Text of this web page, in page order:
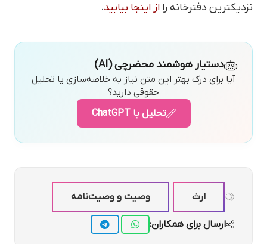
نزدیکترین دفترخانه را از اینجا بیابید.
دستیار هوشمند محضرچی (AI)
آیا برای درک بهتر این متن نیاز به خلاصه‌سازی یا تحلیل
حقوقی دارید؟
تحلیل با ChatGPT
ارث وصیت و وصیت‌نامه
ارسال برای همکاران: